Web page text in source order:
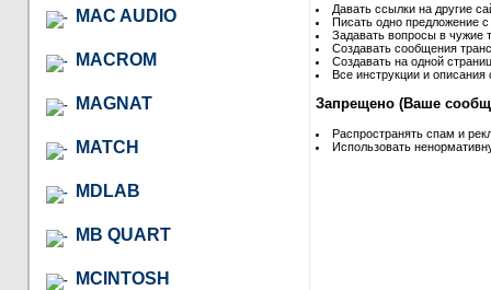
MAC AUDIO
MACROM
MAGNAT
MATCH
MDLAB
MB QUART
MCINTOSH
Давать ссылки на другие
Писать одно предложение
Задавать вопросы в чужие
Создавать сообщения
Создавать на одной
Все инструкции и описания
Запрещено (Ваше
Распространять спам и
Использовать